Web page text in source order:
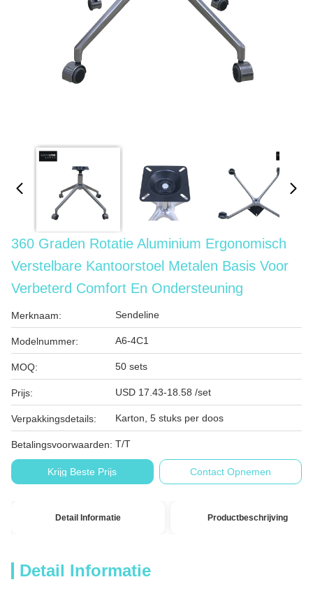
360 Graden Rotatie Aluminium Ergonomisch
Verstelbare Kantoorstoel Metalen Basis Voor
Verbeterd Comfort En Ondersteuning
Merknaam: Sendeline
Modelnummer: A6-4C1
MOQ: 50 sets
Prijs: USD 17.43-18.58 /set
Verpakkingsdetails: Karton, 5 stuks per doos
Betalingsvoorwaarden: T/T
Krijg Beste Prijs Contact Opnemen
Detail Informatie Productbeschrijving
Detail Informatie